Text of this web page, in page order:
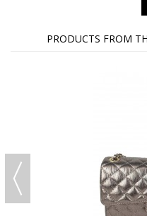
PRODUCTS FROM